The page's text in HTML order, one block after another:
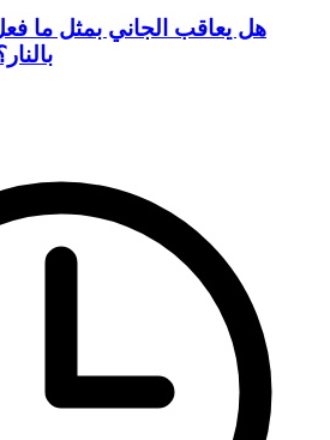
هل يعاقب الجاني بمثل ما